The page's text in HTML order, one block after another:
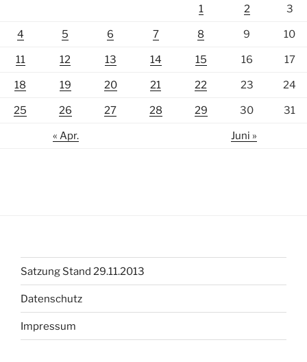
1 2 3
4 5 6 7 8 9 10
11 12 13 14 15 16 17
18 19 20 21 22 23 24
25 26 27 28 29 30 31
« Apr. Juni »
Satzung Stand 29.11.2013
Datenschutz
Impressum